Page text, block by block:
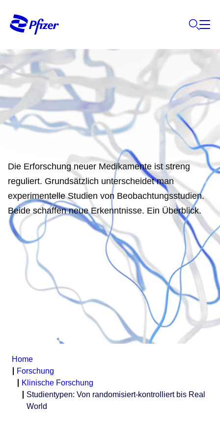
Die Erforschung neuer Medikamente ist streng
reguliert. Grundsätzlich unterscheidet man
experimentelle Studien von Beobachtungsstudien.
Beide schaffen neue Erkenntnisse. Ein Überblick.
Home
Forschung
Klinische Forschung
Studientypen: Von randomisiert-kontrolliert bis Real
World